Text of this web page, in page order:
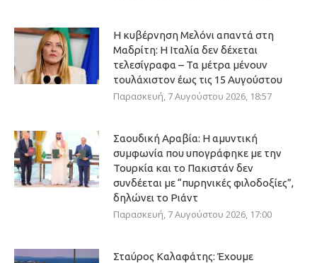
Η κυβέρνηση Μελόνι απαντά στη
Μαδρίτη: Η Ιταλία δεν δέχεται
τελεσίγραφα – Τα μέτρα μένουν
τουλάχιστον έως τις 15 Αυγούστου
Παρασκευή, 7 Αυγούστου 2026, 18:57
Σαουδική Αραβία: Η αμυντική
συμφωνία που υπογράφηκε με την
Τουρκία και το Πακιστάν δεν
συνδέεται με “πυρηνικές φιλοδοξίες”,
δηλώνει το Ριάντ
Παρασκευή, 7 Αυγούστου 2026, 17:00
Σταύρος Καλαφάτης: Έχουμε